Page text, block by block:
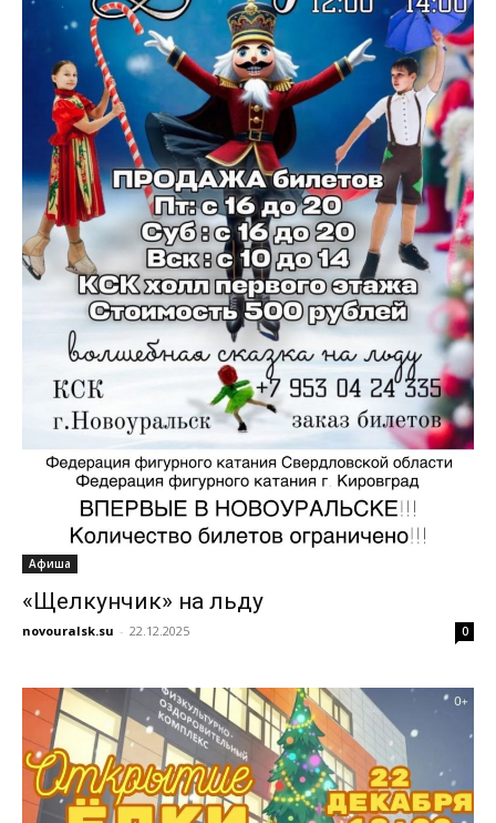
Афиша
«Щелкунчик» на льду
novouralsk.su - 22.12.2025 0